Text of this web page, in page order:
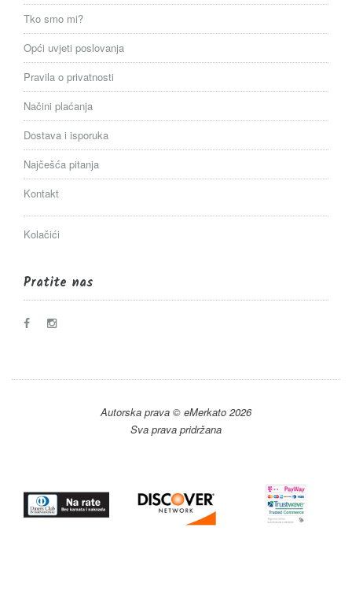
Tko smo mi?
Opći uvjeti poslovanja
Pravila o privatnosti
Načini plaćanja
Dostava i isporuka
Najčešća pitanja
Kontakt
Kolačići
Pratite nas
Autorska prava © eMerkato 2026
Sva prava pridržana